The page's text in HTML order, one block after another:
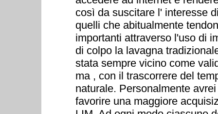
così da suscitare l' interesse
quelli che abitualmente
importanti attraverso l'uso di
di colpo la lavagna
stata sempre vicino come
ma , con il trascorrere del
naturale. Personalmente
favorire una maggiore